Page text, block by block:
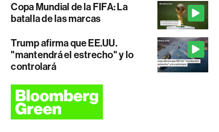
Copa Mundial de la FIFA: La
batalla de las marcas
Trump afirma que EE.UU.
"mantendrá el estrecho" y lo
controlará